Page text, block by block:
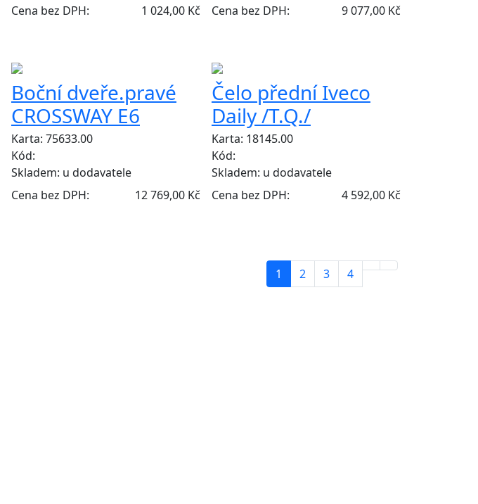
Cena bez DPH:
1 024,00 Kč
Cena bez DPH:
9 077,00 Kč
Boční dveře.pravé
CROSSWAY E6
Karta: 75633.00
Kód:
Skladem: u dodavatele
Cena bez DPH:
12 769,00 Kč
Čelo přední Iveco
Daily /T.Q./
Karta: 18145.00
Kód:
Skladem: u dodavatele
Cena bez DPH:
4 592,00 Kč
1 2 3 4